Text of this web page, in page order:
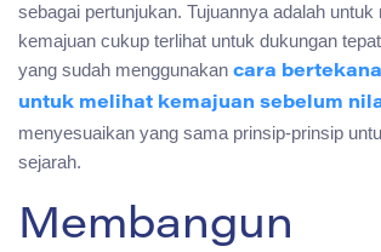
sebagai pertunjukan. Tujuannya adalah untuk
kemajuan cukup terlihat untuk dukungan
yang sudah menggunakan cara
untuk melihat kemajuan sebelum
menyesuaikan yang sama prinsip-prinsip
sejarah.
Membangun